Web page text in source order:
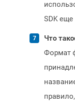
SDK еще
Что
Формат